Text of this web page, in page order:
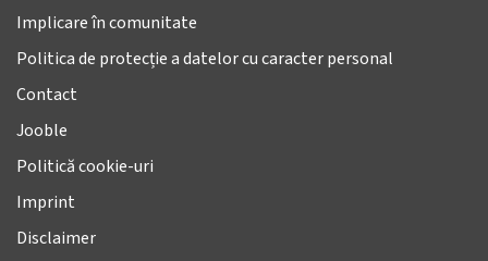
Implicare în comunitate
Politica de protecție a datelor cu caracter personal
Contact
Jooble
Politică cookie-uri
Imprint
Disclaimer